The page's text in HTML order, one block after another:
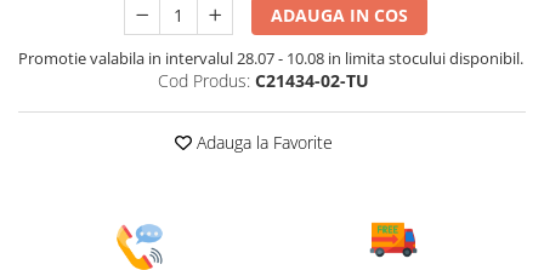
ADAUGA IN COS
Promotie valabila in intervalul 28.07 - 10.08 in limita stocului disponibil.
Cod Produs: C21434-02-TU
Adauga la Favorite